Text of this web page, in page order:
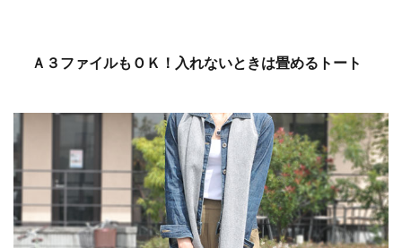
Ａ３ファイルもＯＫ！入れないときは畳めるトート